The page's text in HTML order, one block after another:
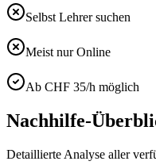
Selbst Lehrer suchen
Meist nur Online
Ab CHF 35/h möglich
Nachhilfe-
Detaillierte Analyse aller